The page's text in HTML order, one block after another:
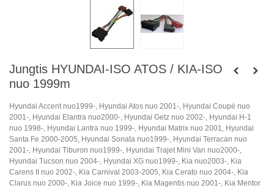
Jungtis HYUNDAI-ISO ATOS / KIA-ISO
nuo 1999m
Hyundai Accent nuo1999-, Hyundai Atos nuo 2001-, Hyundai Coupé nuo
2001-, Hyundai Elantra nuo2000-, Hyundai Getz nuo 2002-, Hyundai H-1
nuo 1998-, Hyundai Lantra nuo 1999-, Hyundai Matrix nuo 2001, Hyundai
Santa Fe 2000-2005, Hyundai Sonata nuo1999-, Hyundai Terracan nuo
2001-, Hyundai Tiburon nuo1999-, Hyundai Trajet Mini Van nuo2000-,
Hyundai Tucson nuo 2004-, Hyundai XG nuo1999-, Kia nuo2003-, Kia
Carens II nuo 2002-, Kia Carnival 2003-2005, Kia Cerato nuo 2004-, Kia
Clarus nuo 2000-, Kia Joice nuo 1999-, Kia Magentis nuo 2001-, Kia Mentor